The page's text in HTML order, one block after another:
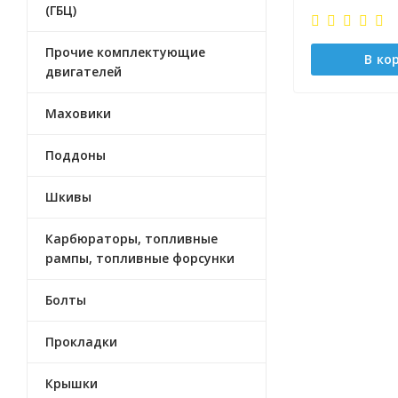
(ГБЦ)
Прочие комплектующие
двигателей
Маховики
Поддоны
Шкивы
Карбюраторы, топливные
рампы, топливные форсунки
Болты
Прокладки
Крышки
В